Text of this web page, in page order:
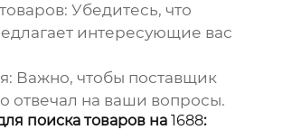
Убедитесь, что
интересующие вас
Важно, чтобы поставщик
отвечал на ваши вопросы.
поиска товаров на1688: